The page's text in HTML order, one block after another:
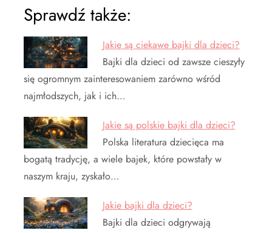
Sprawdź także:
Jakie są ciekawe bajki dla dzieci?
Bajki dla dzieci od zawsze cieszyły
się ogromnym zainteresowaniem zarówno wśród
najmłodszych, jak i ich…
Jakie są polskie bajki dla dzieci?
Polska literatura dziecięca ma
bogatą tradycję, a wiele bajek, które powstały w
naszym kraju, zyskało…
Jakie bajki dla dzieci?
Bajki dla dzieci odgrywają